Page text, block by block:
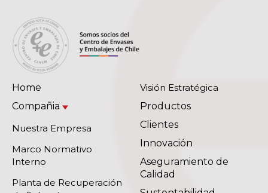
Home
Compañia
Nuestra Empresa
Marco Normativo
Interno
Planta de Recuperación
Visión Estratégica
Productos
Clientes
Innovación
Aseguramiento de
Calidad